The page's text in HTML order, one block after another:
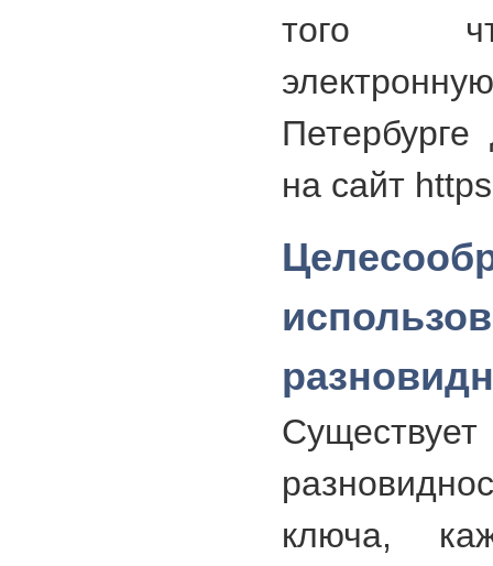
того
Петербурге
на сайт
ключа,